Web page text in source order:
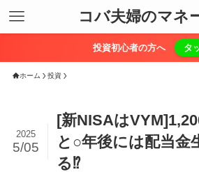
コバ夫婦のマネ
投資初心者の方へ タ
ホーム 投資
[新NISAは
と○年後には配当金
る⁉︎
2025
5/05